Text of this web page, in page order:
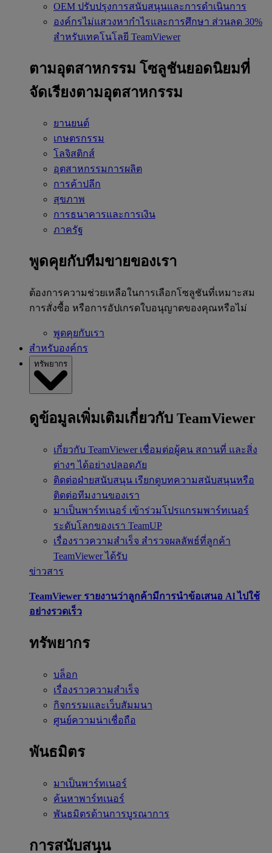
OEM ปรับปรุงการสนับสนุนและการดำเนินการ
องค์กรไม่แสวงหากำไรและการศึกษา ส่วนลด 30%
สำหรับเทคโนโลยี TeamViewer
ตามอุตสาหกรรม โซลูชันยอดนิยมที่
จัดเรียงตามอุตสาหกรรม
ยานยนต์
เกษตรกรรม
โลจิสติกส์
อุตสาหกรรมการผลิต
การค้าปลีก
สุขภาพ
การธนาคารและการเงิน
ภาครัฐ
พูดคุยกับทีมขายของเรา
ต้องการความช่วยเหลือในการเลือกโซลูชันที่เหมาะสม
การสั่งซื้อ หรือการอัปเกรดใบอนุญาตของคุณหรือไม่
พูดคุยกับเรา
สำหรับองค์กร
ทรัพยากร
ดูข้อมูลเพิ่มเติมเกี่ยวกับ TeamViewer
เกี่ยวกับ TeamViewer เชื่อมต่อผู้คน สถานที่ และสิ่ง
ต่างๆ ได้อย่างปลอดภัย
ติดต่อฝ่ายสนับสนุน เรียกดูบทความสนับสนุนหรือ
ติดต่อทีมงานของเรา
มาเป็นพาร์ทเนอร์ เข้าร่วมโปรแกรมพาร์ทเนอร์
ระดับโลกของเรา TeamUP
เรื่องราวความสำเร็จ สำรวจผลลัพธ์ที่ลูกค้า
TeamViewer ได้รับ
ข่าวสาร
TeamViewer รายงานว่าลูกค้ามีการนำข้อเสนอ Al ไปใช้
อย่างรวดเร็ว
ทรัพยากร
บล็อก
เรื่องราวความสำเร็จ
กิจกรรมและเว็บสัมมนา
ศูนย์ความน่าเชื่อถือ
พันธมิตร
มาเป็นพาร์ทเนอร์
ค้นหาพาร์ทเนอร์
พันธมิตรด้านการบูรณาการ
การสนับสนุน